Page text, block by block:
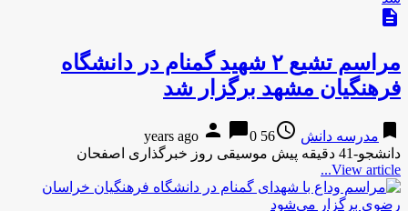
description
مراسم تشیع ۲ شهید گمنام در دانشگاه
فرهنگیان مشهد برگزار شد
bookmark مدرسه دانش access_time
56 years ago
person chat_bubble0
دانشجو-41 دقیقه پیش موسیقی روز خبرگذاری اصفحان
View article...